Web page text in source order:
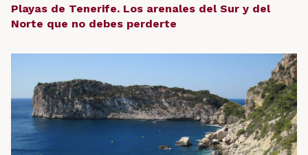
Playas de Tenerife. Los arenales del Sur y del
Norte que no debes perderte